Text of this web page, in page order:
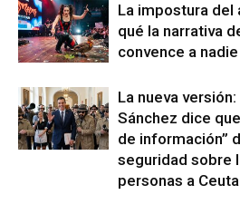
La impostura
qué la narrativa
convence a nadie
La nueva
Sánchez dice
de información”
seguridad sobre
personas a Ceuta